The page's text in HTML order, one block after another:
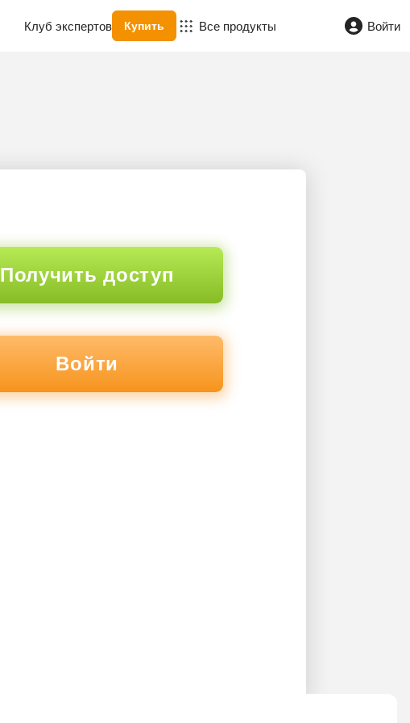
Клуб экспертов Купить Все продукты Войти
Получить доступ
Войти